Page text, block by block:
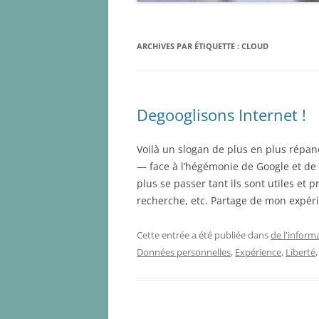
ARCHIVES PAR ÉTIQUETTE : CLOUD
Degooglisons Internet !
Voilà un slogan de plus en plus
— face à l’hégémonie de Google et
plus se passer tant ils sont utiles et
recherche, etc. Partage de mon
Cette entrée a été publiée dansde
Données personnelles, Expérience, Liberté